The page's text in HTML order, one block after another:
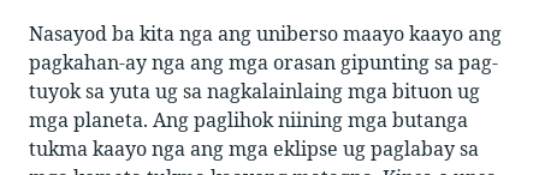
Nasayod ba kita nga ang uniberso maayo kaayo ang
pagkahan-ay nga ang mga orasan gipunting sa pag-
tuyok sa yuta ug sa nagkalainlaing mga bituon ug
mga planeta. Ang paglihok niining mga butanga
tukma kaayo nga ang mga eklipse ug paglabay sa